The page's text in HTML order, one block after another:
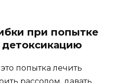
при попытке
попытка лечить
рассолом, давать